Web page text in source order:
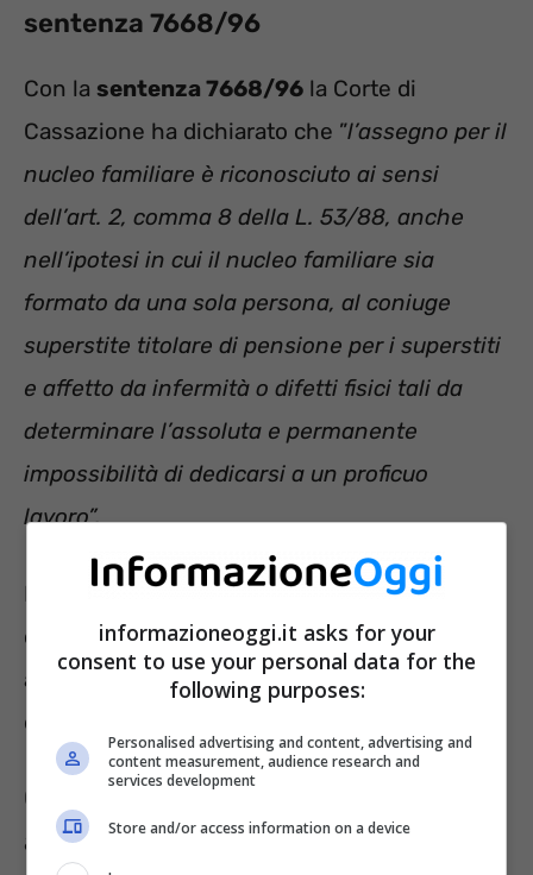
sentenza 7668/96
Con la sentenza 7668/96 la Corte di
Cassazione ha dichiarato che ”l’assegno per il
nucleo familiare è riconosciuto ai sensi
dell’art. 2, comma 8 della L. 53/88, anche
nell’ipotesi in cui il nucleo familiare sia
formato da una sola persona, al coniuge
superstite titolare di pensione per i superstiti
e affetto da infermità o difetti fisici tali da
determinare l’assoluta e permanente
impossibilità di dedicarsi a un proficuo
lavoro”.
L’Istituto Nazionale della Previdenza Sociale
con la circolare n. 98/98 ha dichiarato di
accogliere le domande in giacenza nei limiti
della
Come presentare domanda di
assegno al nucleo familiare in
informazioneoggi.it asks for your
consent to use your personal data for the
following purposes:
Personalised advertising and content, advertising and
content measurement, audience research and
services development
Store and/or access information on a device